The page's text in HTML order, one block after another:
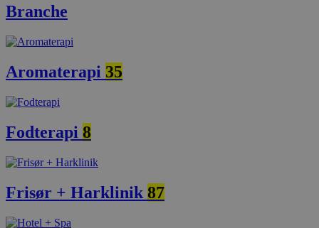
Branche
Aromaterapi 35
Fodterapi 8
Frisør + Harklinik 87